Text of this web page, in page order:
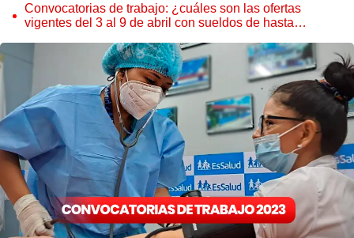
Convocatorias de trabajo: ¿cuáles son las ofertas
vigentes del 3 al 9 de abril con sueldos de hasta